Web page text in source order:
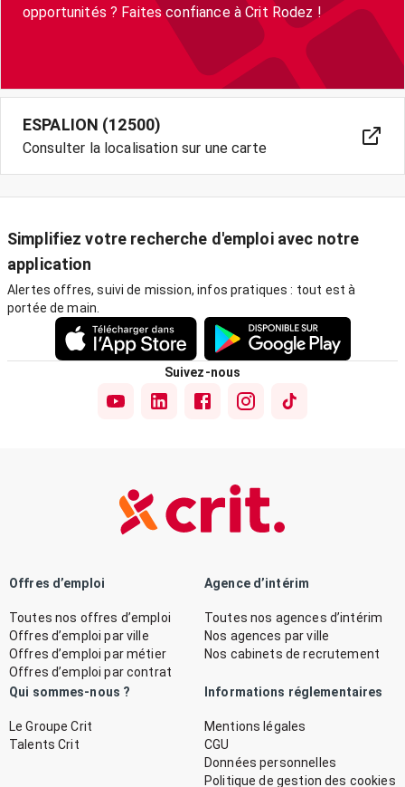
opportunités ? Faites confiance à Crit Rodez !
ESPALION (12500)
Consulter la localisation sur une carte
Simplifiez votre recherche d'emploi avec notre
application
Alertes offres, suivi de mission, infos pratiques : tout est à
portée de main.
Suivez-nous
Offres d’emploi
Toutes nos offres d’emploi
Offres d’emploi par ville
Offres d’emploi par métier
Offres d’emploi par contrat
Agence d’intérim
Toutes nos agences d’intérim
Nos agences par ville
Nos cabinets de recrutement
Qui sommes-nous ?
Le Groupe Crit
Talents Crit
Informations réglementaires
Mentions légales
CGU
Données personnelles
Politique de gestion des cookies